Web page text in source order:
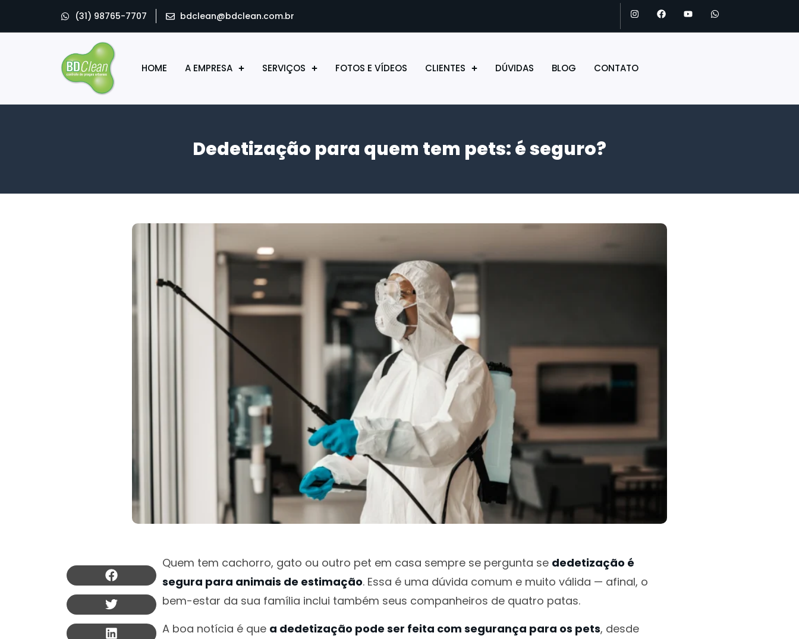
(31) 98765-7707 bdclean@bdclean.com.br
HOME A EMPRESA SERVIÇOS FOTOS E VÍDEOS CLIENTES DÚVIDAS BLOG CONTATO
Dedetização para quem tem pets: é seguro?
Quem tem cachorro, gato ou outro pet em casa sempre se pergunta se dedetização é
segura para animais de estimação. Essa é uma dúvida comum e muito válida — afinal, o
bem-estar da sua família inclui também seus companheiros de quatro patas.
A boa notícia é que a dedetização pode ser feita com segurança para os pets, desde